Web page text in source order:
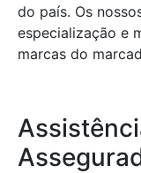
do país. Os
especialização e
marcas do